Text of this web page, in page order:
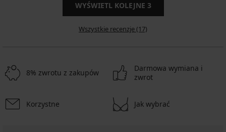
WYŚWIETL KOLEJNE 3
Wszystkie recenzje (17)
8% zwrotu z zakupów
Darmowa wymiana i
zwrot
Korzystne Jak wybrać